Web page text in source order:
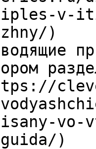
v-
)
)